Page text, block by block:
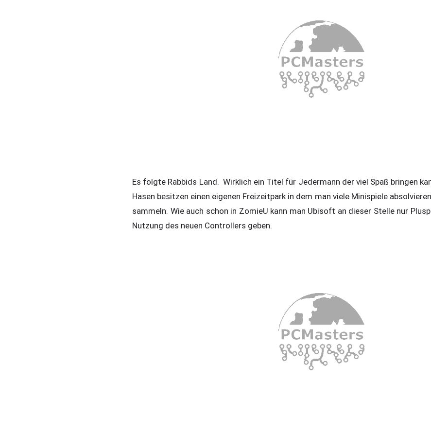
Es folgte Rabbids Land. Wirklich ein Titel für Jedermann der viel Spaß bringen
Hasen besitzen einen eigenen Freizeitpark in dem man viele Minispiele
sammeln. Wie auch schon in ZomieU kann man Ubisoft an dieser Stelle nur
Nutzung des neuen Controllers geben.